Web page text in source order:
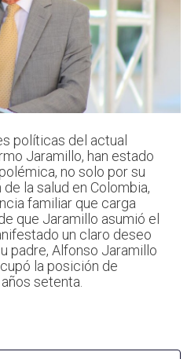
políticas del actual
Jaramillo, han estado
no solo por su
la salud en Colombia,
familiar que carga
que Jaramillo asumió el
un claro deseo
padre, Alfonso Jaramillo
la posición de
setenta.